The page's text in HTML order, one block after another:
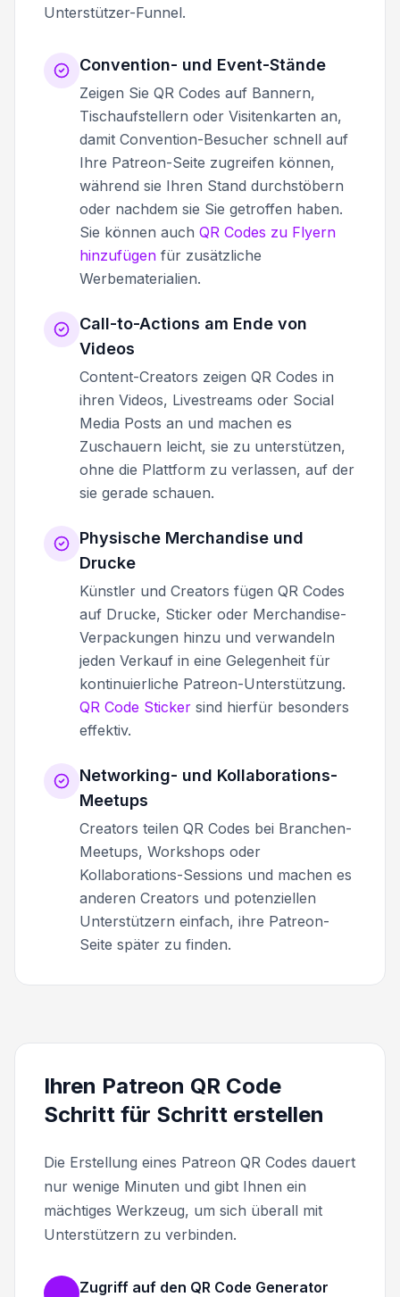
Unterstützer-Funnel.
Convention- und Event-Stände
Zeigen Sie QR Codes auf Bannern,
Tischaufstellern oder Visitenkarten an,
damit Convention-Besucher schnell auf
Ihre Patreon-Seite zugreifen können,
während sie Ihren Stand durchstöbern
oder nachdem sie Sie getroffen haben.
Sie können auch QR Codes zu Flyern
hinzufügen für zusätzliche
Werbematerialien.
Call-to-Actions am Ende von
Videos
Content-Creators zeigen QR Codes in
ihren Videos, Livestreams oder Social
Media Posts an und machen es
Zuschauern leicht, sie zu unterstützen,
ohne die Plattform zu verlassen, auf der
sie gerade schauen.
Physische Merchandise und
Drucke
Künstler und Creators fügen QR Codes
auf Drucke, Sticker oder Merchandise-
Verpackungen hinzu und verwandeln
jeden Verkauf in eine Gelegenheit für
kontinuierliche Patreon-Unterstützung.
QR Code Sticker sind hierfür besonders
effektiv.
Networking- und Kollaborations-
Meetups
Creators teilen QR Codes bei Branchen-
Meetups, Workshops oder
Kollaborations-Sessions und machen es
anderen Creators und potenziellen
Unterstützern einfach, ihre Patreon-
Seite später zu finden.
Ihren Patreon QR Code
Schritt für Schritt erstellen
Die Erstellung eines Patreon QR Codes dauert
nur wenige Minuten und gibt Ihnen ein
mächtiges Werkzeug, um sich überall mit
Unterstützern zu verbinden.
Zugriff auf den QR Code Generator